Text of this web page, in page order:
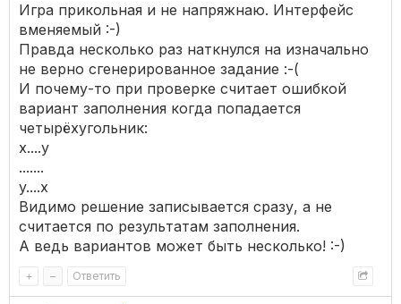
Игра прикольная и не напряжнаю. Интерфейс
вменяемый :-)
Правда несколько раз наткнулся на изначально
не верно сгенерированное задание :-(
И почему-то при проверке считает ошибкой
вариант заполнения когда попадается
четырёхугольник:
x....y
.......
y....x
Видимо решение записывается сразу, а не
считается по результатам заполнения.
А ведь вариантов может быть несколько! :-)
+ – Ответить